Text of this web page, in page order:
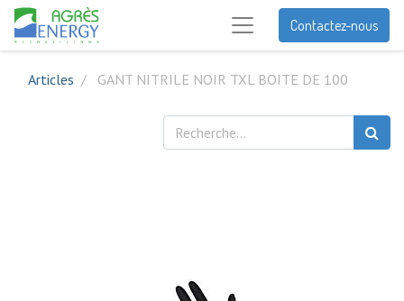
Contactez-nous
Articles GANT NITRILE NOIR TXL BOITE DE 100